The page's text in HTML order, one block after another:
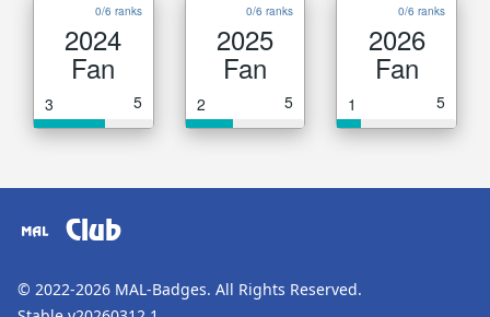
0/6 ranks
2024
Fan
3 5
0/6 ranks
2025
Fan
2 5
0/6 ranks
2026
Fan
1 5
Club
© 2022-2026 MAL-Badges. All Rights Reserved.